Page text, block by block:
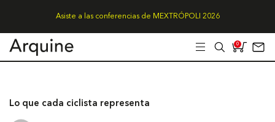
Asiste a las conferencias de MEXTRÓPOLI 2026
0
Lo que cada ciclista representa